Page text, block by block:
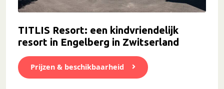
TITLIS Resort: een kindvriendelijk
resort in Engelberg in Zwitserland
Prijzen & beschikbaarheid